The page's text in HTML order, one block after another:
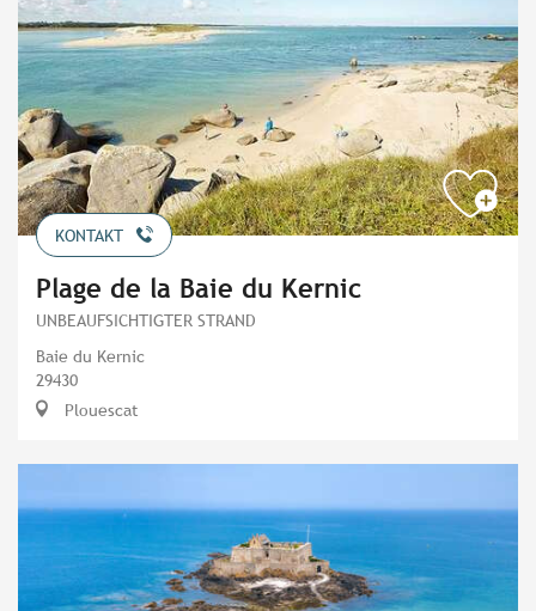
KONTAKT
Plage de la Baie du Kernic
UNBEAUFSICHTIGTER STRAND
Baie du Kernic
29430
Plouescat